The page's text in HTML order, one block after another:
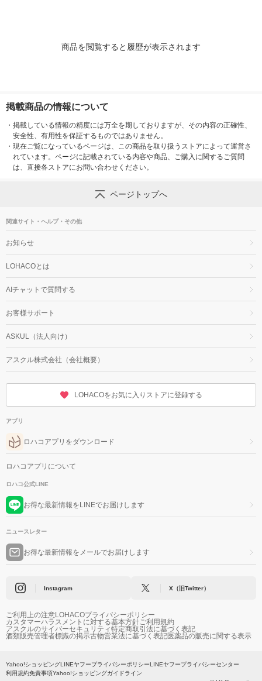
商品を閲覧すると履歴が表示されます
掲載商品の情報について
・ 掲載している情報の精度には万全を期しておりますが、その内容の正確性、
安全性、有用性を保証するものではありません。
・ 現在ご覧になっているページは、この商品を取り扱うストアによって運営さ
れています。ページに記載されている内容や商品、ご購入に関するご質問
は、直接各ストアにお問い合わせください。
ページトップへ
関連サイト・ヘルプ・その他
お知らせ
LOHACOとは
AIチャットで質問する
お客様サポート
ASKUL（法人向け）
アスクル株式会社（会社概要）
LOHACOをお気に入りストアに登録する
アプリ
ロハコアプリをダウンロード
ロハコアプリについて
ロハコ公式LINE
お得な最新情報をLINEでお届けします
ニュースレター
お得な最新情報をメールでお届けします
Instagram X（旧Twitter）
ご利用上の注意LOHACOプライバシーポリシー
カスタマーハラスメントに対する基本方針ご利用規約
アスクルのサイバーセキュリティ特定商取引法に基づく表記
酒類販売管理者標識の掲示古物営業法に基づく表記医薬品の販売に関する表示
Yahoo!ショッピングLINEヤフープライバシーポリシーLINEヤフープライバシーセンター
利用規約免責事項Yahoo!ショッピングガイドライン